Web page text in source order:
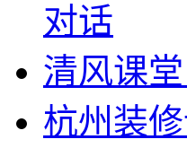
对话
清风课
杭州装